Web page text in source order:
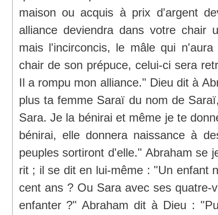
maison ou acquis à prix d'argent
alliance deviendra dans votre chair
mais l'incirconcis, le mâle qui
chair de son prépuce, celui-ci sera
Il a rompu mon alliance." Dieu dit à
plus ta femme Saraï du nom de
Sara. Je la bénirai et même je te
bénirai, elle donnera naissance à
peuples sortiront d'elle." Abraham se
rit ; il se dit en lui-même : "Un enfant
cent ans ? Ou Sara avec ses quatre-
enfanter ?" Abraham dit à Dieu :